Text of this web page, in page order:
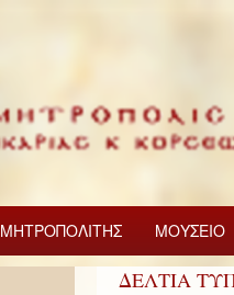
ΜΗΤΡΟΠΟΛΙΤΗΣ ΜΟΥΣΕΙΟ
ΔΕΛΤΙΑ